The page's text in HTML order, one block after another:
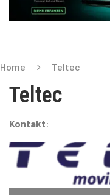
Home Teltec
Teltec
Kontakt: